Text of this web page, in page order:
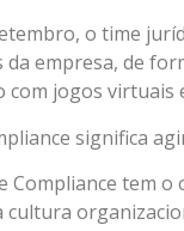
o time
da empresa, de
com jogos virtuais
significa
Compliance tem